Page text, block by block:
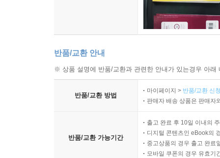
반품/교환 안내
※ 상품 설명에 반품/교환과 관련한 안내가 있는경우 아
반품/교환 방법
마이페이지 > 반품/교환 신
판매자 배송 상품은 판매자
반품/교환 가능기간
출고 완료 후 10일 이내의
디지털 콘텐츠인 eBook의
중고상품의 경우 출고 완료
모바일 쿠폰의 경우 유효기